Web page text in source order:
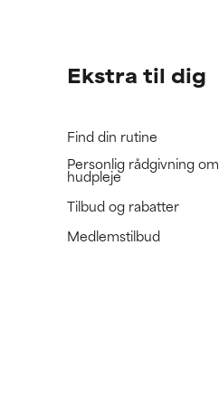
Ekstra til dig
Find din rutine
Personlig rådgivning om
hudpleje
Tilbud og rabatter
Medlemstilbud